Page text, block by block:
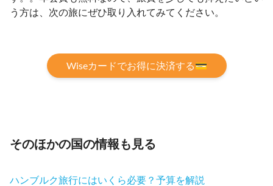
う方は、次の旅にぜひ取り入れてみてください。
Wiseカードでお得に決済する💳
そのほかの国の情報も見る
ハンブルク旅行にはいくら必要？予算を解説